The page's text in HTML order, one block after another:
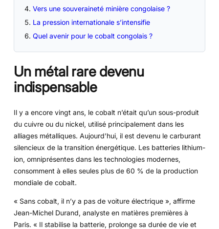
Vers une souveraineté minière congolaise ?
La pression internationale s’intensifie
Quel avenir pour le cobalt congolais ?
Un métal rare devenu
indispensable
Il y a encore vingt ans, le cobalt n’était qu’un sous-produit
du cuivre ou du nickel, utilisé principalement dans les
alliages métalliques. Aujourd’hui, il est devenu le carburant
silencieux de la transition énergétique. Les batteries lithium-
ion, omniprésentes dans les technologies modernes,
consomment à elles seules plus de 60 % de la production
mondiale de cobalt.
« Sans cobalt, il n’y a pas de voiture électrique », affirme
Jean-Michel Durand, analyste en matières premières à
Paris. « Il stabilise la batterie, prolonge sa durée de vie et